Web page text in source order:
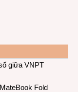
giữa VNPT
Fold